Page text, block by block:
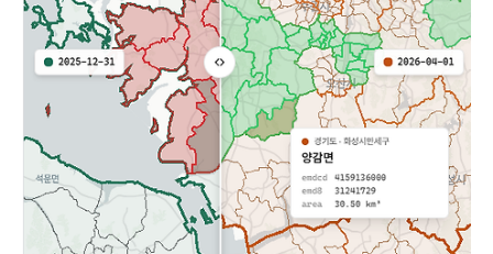
날짜를 조사해서 구축했다. 물론 기본 노선도에도 처음 개통 날짜가 없
었으므로 조사 시간이 한참 걸렸다. 그래서 완성한 뒤 QGIS에..